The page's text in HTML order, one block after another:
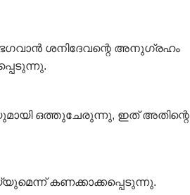
ഭഗവാൻ ശനിദേവന്റെ അനുഗ്രഹം
ഒത്തുചേരുന്നു, ഇത് അതിന്റെ
കണക്കാക്കപ്പെടുന്നു.